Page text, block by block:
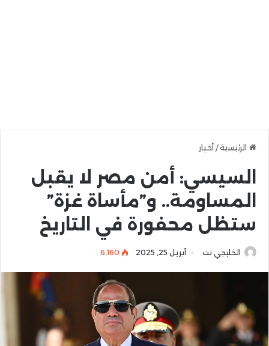
الرئيسية/ أخبار
السيسي: أمن مصر لا يقبل
المساومة.. و”مأساة غزة”
ستظل محفورة في التاريخ
الخليجي نت أبريل 25, 2025 6٬160